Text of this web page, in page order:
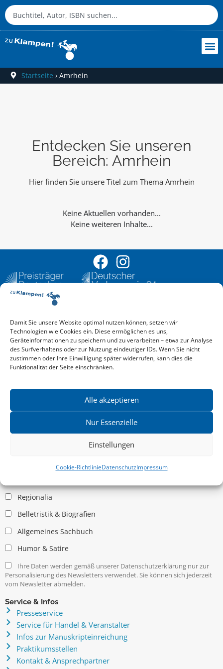
Damit Sie unsere Website optimal nutzen können, setzen wir
Technologien wie Cookies ein. Diese ermöglichen es uns,
Geräteinformationen zu speichern und zu verarbeiten – etwa zur Analyse
des Surfverhaltens oder zur Nutzung eindeutiger IDs. Wenn Sie nicht
zustimmen oder Ihre Einwilligung später widerrufen, kann dies die
Funktionalität der Seite einschränken.
Alle akzeptieren
Nur Essenzielle
Einstellungen
Cookie-RichtlinieDatenschutzImpressum
Startseite › Amrhein
Entdecken Sie unseren
Bereich: Amrhein
Hier finden Sie unsere Titel zum Thema Amrhein
Keine weiteren Inhalte...
Aktuelle Vorschau
Entdecken Sie das aktuelle zu-Klampen!-Verlagsprogramm.
Hier finden Sie die Verlagsvorschau – einfach direkt online
reinlesen oder herunterladen.
Download: Vorschau zu Klampen! Herbst 2026
Mehr aktuelle Vorschauen ansehen
News zu aktuellen Neuheiten und Nachrichten im zu Klampen!
Verlag – jederzeit wieder abbestellbar.
Kritische Theorie / Philosophie
Regionalia
Belletristik & Biografien
Allgemeines Sachbuch
Humor & Satire
Ihre Daten werden gemäß unserer Datenschutzerklärung nur zur
Personalisierung des Newsletters verwendet. Sie können sich jederzeit
vom Newsletter abmelden.
Service & Infos
Presseservice
Service für Handel & Veranstalter
Infos zur Manuskripteinreichung
Praktikumsstellen
Kontakt & Ansprechpartner